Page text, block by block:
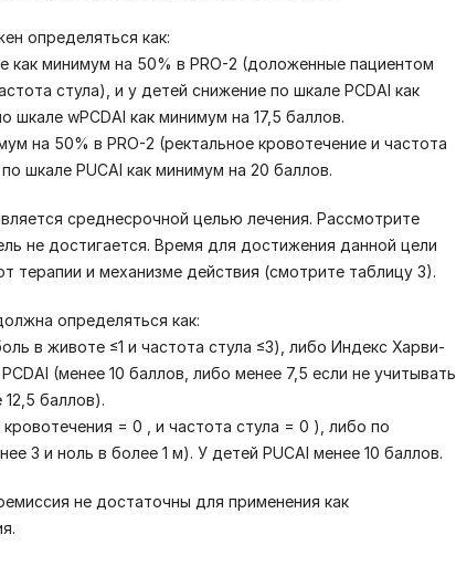
определяться как:
как минимум на 50% в PRO-2 (доложенные пациентом
стула), и у детей снижение по шкале PCDAI как
шкале wPCDAI как минимум на 17,5 баллов.
на 50% в PRO-2 (ректальное кровотечение и частота
шкале PUCAI как минимум на 20 баллов.
среднесрочной целью лечения. Рассмотрите
не достигается. Время для достижения данной цели
терапии и механизме действия (смотрите таблицу 3).
определяться как:
в животе ≤1 и частота стула ≤3), либо Индекс Харви-
(менее 10 баллов, либо менее 7,5 если не учитывать
баллов).
= 0 , и частота стула = 0 ), либо по
3 и ноль в более 1 м). У детей PUCAI менее 10 баллов.
не достаточны для применения как